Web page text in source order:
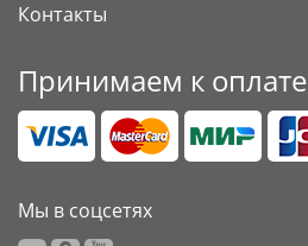
Контакты
Принимаем к оплате
Мы в соцсетях